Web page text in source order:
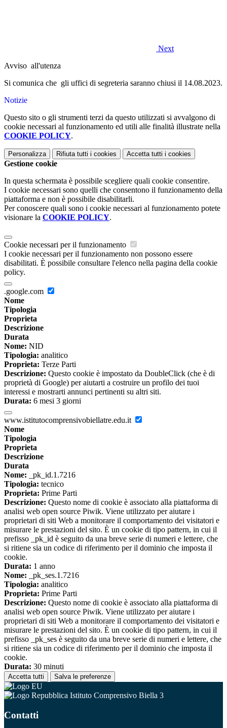
Next
Avviso all'utenza
Si comunica che gli uffici di segreteria saranno chiusi il 14.08.2023.
Notizie
Questo sito o gli strumenti terzi da questo utilizzati si avvalgono di
cookie necessari al funzionamento ed utili alle finalità illustrate nella
COOKIE POLICY.
Personalizza Rifiuta tutti i cookies Accetta tutti i cookies
Gestione cookie
In questa schermata è possibile scegliere quali cookie consentire.
I cookie necessari sono quelli che consentono il funzionamento della
piattaforma e non è possibile disabilitarli.
Per conoscere quali sono i cookie necessari al funzionamento potete
visionare la COOKIE POLICY.
Cookie necessari per il funzionamento
I cookie necessari per il funzionamento non possono essere
disabilitati. È possibile consultare l'elenco nella pagina della cookie
policy.
.google.com
Nome
Tipologia
Proprieta
Descrizione
Durata
Nome: NID
Tipologia: analitico
Proprieta: Terze Parti
Descrizione: Questo cookie è impostato da DoubleClick (che è di
proprietà di Google) per aiutarti a costruire un profilo dei tuoi
interessi e mostrarti annunci pertinenti su altri siti.
Durata: 6 mesi 3 giorni
www.istitutocomprensivobiellatre.edu.it
Nome
Tipologia
Proprieta
Descrizione
Durata
Nome: _pk_id.1.7216
Tipologia: tecnico
Proprieta: Prime Parti
Descrizione: Questo nome di cookie è associato alla piattaforma di
analisi web open source Piwik. Viene utilizzato per aiutare i
proprietari di siti Web a monitorare il comportamento dei visitatori e
misurare le prestazioni del sito. È un cookie di tipo pattern, in cui il
prefisso _pk_id è seguito da una breve serie di numeri e lettere, che
si ritiene sia un codice di riferimento per il dominio che imposta il
cookie.
Durata: 1 anno
Nome: _pk_ses.1.7216
Tipologia: analitico
Proprieta: Prime Parti
Descrizione: Questo nome di cookie è associato alla piattaforma di
analisi web open source Piwik. Viene utilizzato per aiutare i
proprietari di siti Web a monitorare il comportamento dei visitatori e
misurare le prestazioni del sito. È un cookie di tipo pattern, in cui il
prefisso _pk_ses è seguito da una breve serie di numeri e lettere, che
si ritiene sia un codice di riferimento per il dominio che imposta il
cookie.
Durata: 30 minuti
Accetta tutti Salva le preferenze
Istituto Comprensivo Biella 3
Contatti